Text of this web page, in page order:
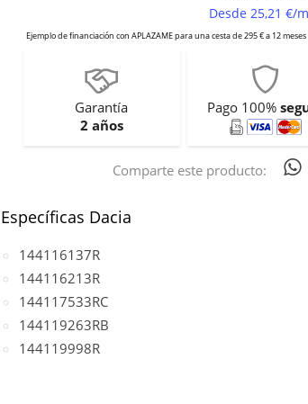
Garantía
2 años
Pago 100%
Comparte este producto:
Específicas Dacia
144116137R
144116213R
144117533RC
144119263RB
144119998R